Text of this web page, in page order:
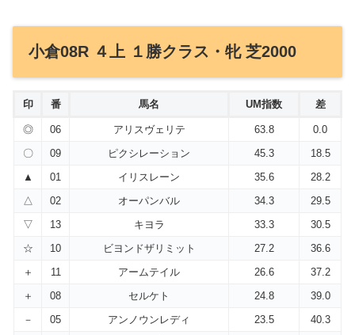
小倉08R ４上 １勝クラス・牝 芝2000
印 番 馬名 UM指数 差
◎ 06 アリスヴェリテ 63.8
0.0
〇
09 ピクシレーション 45.3
18.5
▲
01 イリスレーン 35.6
28.2
△
02 オーパンバル 34.3
29.5
▽
13 キヨラ 33.3
30.5
☆
10 ビヨンドザリミット 27.2
36.6
＋
11 アームテイル 26.6
37.2
＋
08 セルケト 24.8
39.0
－
05 アンノウンレディ 23.5
40.3